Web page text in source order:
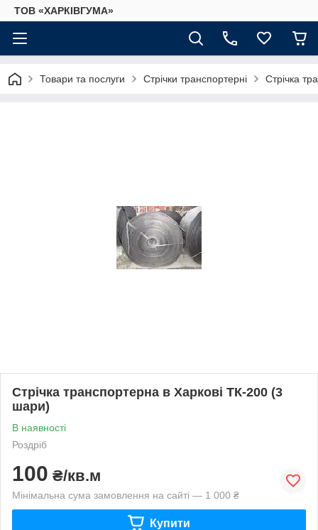
ТОВ «ХАРКІВГУМА»
Товари та послуги Стрічки транспортерні Стрічка
Стрічка транспортерна в Харкові ТК-200 (3
шари)
В наявності
Роздріб
100 ₴/кв.м
Мінімальна сума замовлення на сайті — 1 000 ₴
Купити